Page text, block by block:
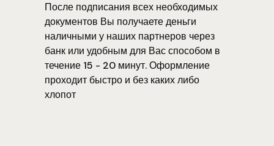
После подписания всех необходимых
документов Вы получаете деньги
наличными у наших партнеров через
банк или удобным для Вас способом в
течение 15 - 20 минут. Оформление
проходит быстро и без каких либо
хлопот